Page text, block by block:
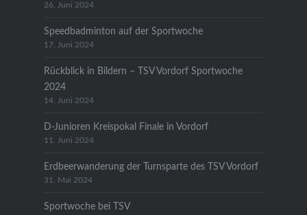
26. Juni 2024
Speedbadminton auf der Sportwoche
17. Juni 2024
Rückblick in Bildern – TSV Vordorf Sportwoche
2024
14. Juni 2024
D-Junioren Kreispokal Finale in Vordorf
11. Juni 2024
Erdbeerwanderung der Turnsparte des TSV Vordorf
31. Mai 2024
Sportwoche bei TSV